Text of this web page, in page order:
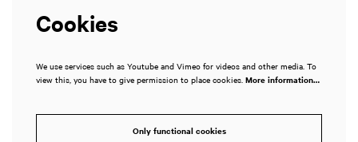
Cookies
We use services such as Youtube and Vimeo for videos and other media. To
view this, you have to give permission to place cookies. More information…
Only functional cookies